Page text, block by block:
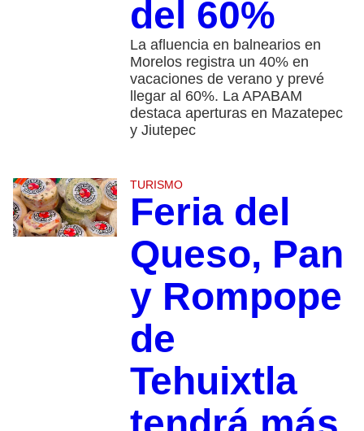
del 60%
La afluencia en balnearios en
Morelos registra un 40% en
vacaciones de verano y prevé
llegar al 60%. La APABAM
destaca aperturas en Mazatepec
y Jiutepec
TURISMO
Feria del
Queso, Pan
y Rompope
de
Tehuixtla